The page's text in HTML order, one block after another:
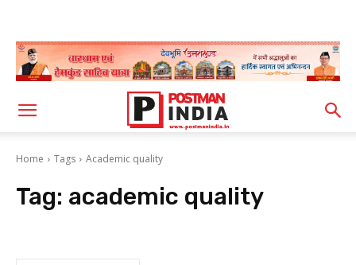
Home Tags Academic quality
Tag: academic quality